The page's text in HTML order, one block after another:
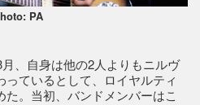
PA
、自身は他の2人よりもニルヴ
っているとして、ロイヤルティ
。当初、バンドメンバーはこ